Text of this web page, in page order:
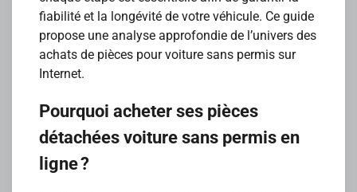
fiabilité et la longévité de votre véhicule. Ce guide
propose une analyse approfondie de l’univers des
achats de pièces pour voiture sans permis sur
Internet.
Pourquoi acheter ses pièces
détachées voiture sans permis en
ligne ?